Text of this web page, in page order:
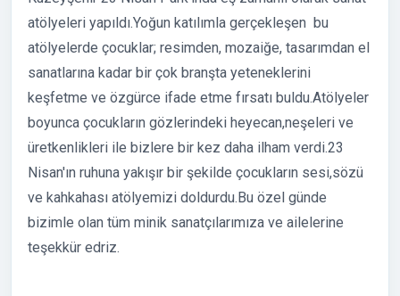
atölyeleri yapıldı.Yoğun katılımla gerçekleşen bu
atölyelerde çocuklar; resimden, mozaiğe, tasarımdan el
sanatlarına kadar bir çok branşta yeteneklerini
keşfetme ve özgürce ifade etme fırsatı buldu.Atölyeler
boyunca çocukların gözlerindeki heyecan,neşeleri ve
üretkenlikleri ile bizlere bir kez daha ilham verdi.23
Nisan'ın ruhuna yakışır bir şekilde çocukların sesi,sözü
ve kahkahası atölyemizi doldurdu.Bu özel günde
bizimle olan tüm minik sanatçılarımıza ve ailelerine
teşekkür edriz.